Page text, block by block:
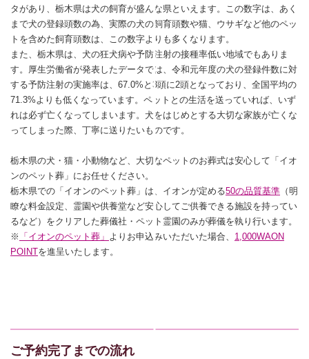
タがあり、栃木県は犬の飼育が盛んな県といえます。この数字は、あく
まで犬の登録頭数の為、実際の犬の飼育頭数や猫、ウサギなど他のペッ
トを含めた飼育頭数は、この数字よりも多くなります。
また、栃木県は、犬の狂犬病や予防注射の接種率低い地域でもありま
す。厚生労働省が発表したデータでは、令和元年度の犬の登録件数に対
する予防注射の実施率は、67.0%と3頭に2頭となっており、全国平均の
71.3%よりも低くなっています。ペットとの生活を送っていれば、いず
れは必ず亡くなってしまいます。犬をはじめとする大切な家族が亡くな
ってしまった際、丁寧に送りたいものです。
栃木県の犬・猫・小動物など、大切なペットのお葬式は安心して「イオ
ンのペット葬」にお任せください。
栃木県での「イオンのペット葬」は、イオンが定める50の品質基準 （明
瞭な料金設定、霊園や供養堂など安心してご供養できる施設を持ってい
るなど）をクリアした葬儀社・ペット霊園のみが葬儀を執り行います。
※ 「イオンのペット葬」 よりお申込みいただいた場合、 1,000WAON
POINTを進呈いたします。
ご予約完了までの流れ